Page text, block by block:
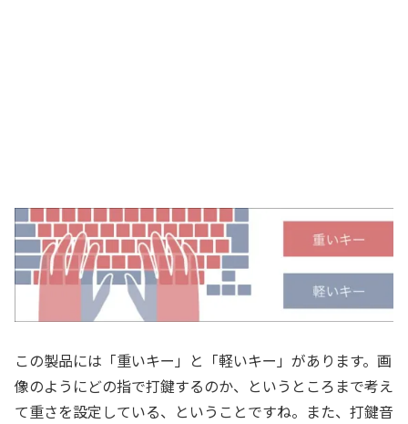
この製品には「重いキー」と「軽いキー」があります。画
像のようにどの指で打鍵するのか、というところまで考え
て重さを設定している、ということですね。また、打鍵音